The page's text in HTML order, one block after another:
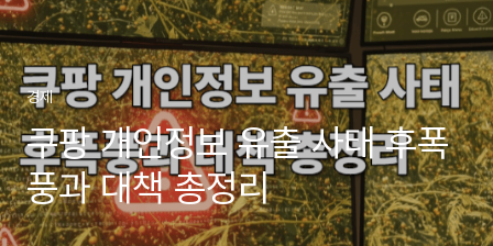
경제
쿠팡 개인정보 유출 사태 후폭
풍과 대책 총정리